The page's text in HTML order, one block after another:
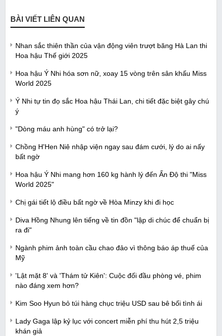
BÀI VIẾT LIÊN QUAN
Nhan sắc thiên thần của vận động viên trượt băng Hà Lan thi
Hoa hậu Thế giới 2025
Hoa hậu Ý Nhi hóa sơn nữ, xoay 15 vòng trên sân khấu Miss
World 2025
Ý Nhi tự tin đọ sắc Hoa hậu Thái Lan, chi tiết đặc biệt gây chú
ý
"Dòng máu anh hùng" có trở lại?
Chồng H'Hen Niê nhập viện ngay sau đám cưới, lý do ai nấy
bất ngờ
Hoa hậu Ý Nhi mang hơn 160 kg hành lý đến Ấn Độ thi "Miss
World 2025"
Chị gái tiết lộ điều bất ngờ về Hòa Minzy khi đi học
Diva Hồng Nhung lên tiếng về tin đồn "lập di chúc để chuẩn bị
ra đi"
Ngành phim ảnh toàn cầu chao đảo vì thông báo áp thuế của
Mỹ
'Lật mặt 8' và 'Thám tử Kiên': Cuộc đối đầu phòng vé, phim
nào đáng xem hơn?
Kim Soo Hyun bỏ túi hàng chục triệu USD sau bê bối tình ái
Lady Gaga lập kỷ lục với concert miễn phí thu hút 2,5 triệu
khán giả